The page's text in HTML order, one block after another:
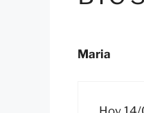
Maria